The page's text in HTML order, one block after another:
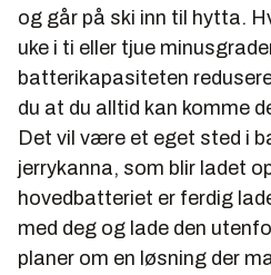
og går på ski inn til hytta.
uke i ti eller tjue
batterikapasiteten
du at du alltid kan komme
Det vil være et eget sted i
jerrykanna, som blir ladet
hovedbatteriet er ferdig
med deg og lade den
planer om en løsning der